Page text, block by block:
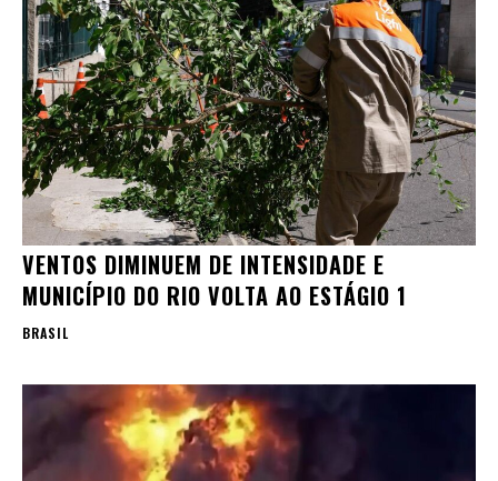
VENTOS DIMINUEM DE INTENSIDADE E
MUNICÍPIO DO RIO VOLTA AO ESTÁGIO 1
BRASIL